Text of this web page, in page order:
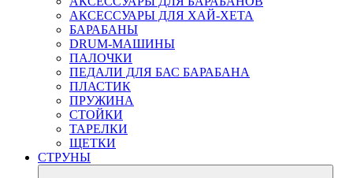
АКСЕССУАРЫ ДЛЯ ХАЙ-ХЕТА
БАРАБАНЫ
DRUM-МАШИНЫ
ПАЛОЧКИ
ПЕДАЛИ ДЛЯ БАС БАРАБАНА
ПЛАСТИК
ПРУЖИНА
СТОЙКИ
ТАРЕЛКИ
ЩЕТКИ
СТРУНЫ